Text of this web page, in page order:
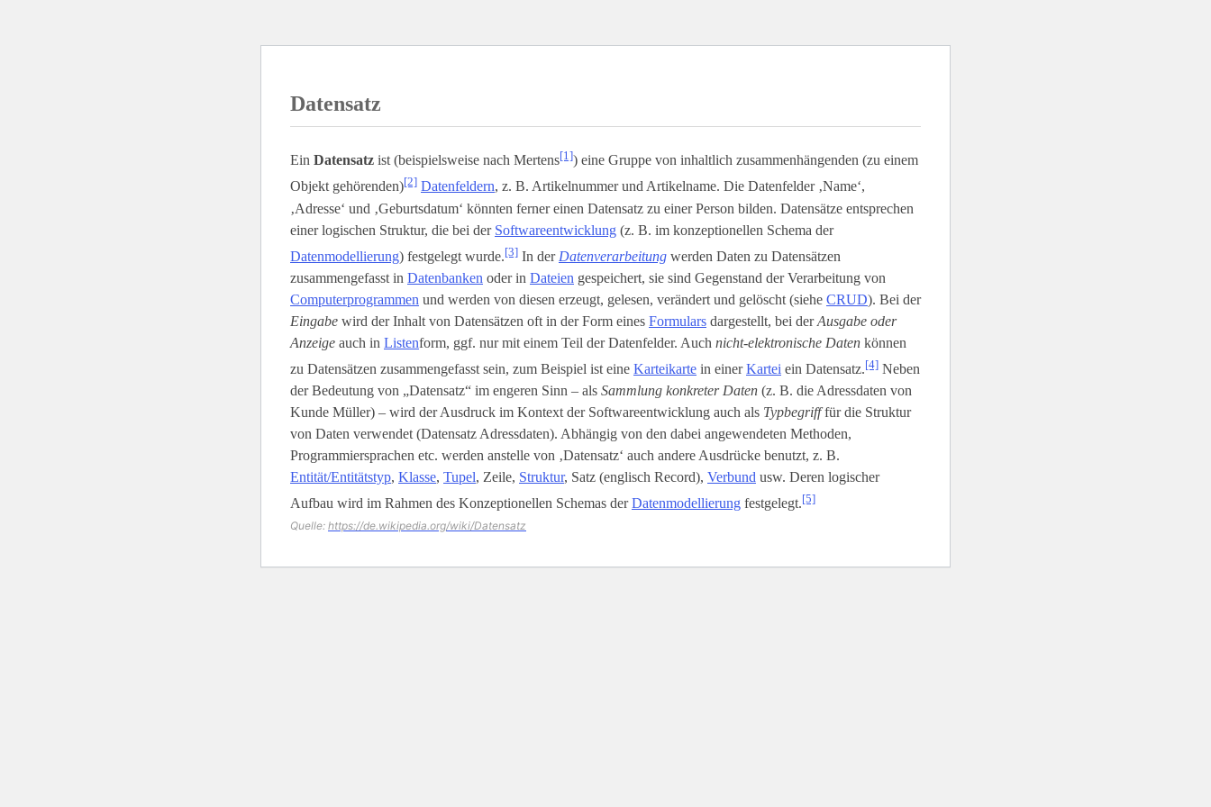
Datensatz
Ein Datensatz ist (beispielsweise nach Mertens[1]) eine Gruppe von inhaltlich zusammenhängenden (zu einem
Objekt gehörenden)[2] Datenfeldern, z. B. Artikelnummer und Artikelname. Die Datenfelder ‚Name‘,
‚Adresse‘ und ‚Geburtsdatum‘ könnten ferner einen Datensatz zu einer Person bilden. Datensätze entsprechen
einer logischen Struktur, die bei der Softwareentwicklung (z. B. im konzeptionellen Schema der
Datenmodellierung) festgelegt wurde.[3] In der Datenverarbeitung werden Daten zu Datensätzen
zusammengefasst in Datenbanken oder in Dateien gespeichert, sie sind Gegenstand der Verarbeitung von
Computerprogrammen und werden von diesen erzeugt, gelesen, verändert und gelöscht (siehe CRUD). Bei der
Eingabe wird der Inhalt von Datensätzen oft in der Form eines Formulars dargestellt, bei derAusgabe oder
Anzeige auch in Listen­form, ggf. nur mit einem Teil der Datenfelder. Auch nicht-elektronische Daten können
zu Datensätzen zusammengefasst sein, zum Beispiel ist eine Karteikarte in einerKartei ein Datensatz.[4] Neben
der Bedeutung von „Datensatz“ im engeren Sinn – als Sammlung konkreter Daten (z. B. die Adressdaten von
Kunde Müller) – wird der Ausdruck im Kontext der Softwareentwicklung auch als Typbegrifffür die Struktur
von Daten verwendet (Datensatz Adressdaten). Abhängig von den dabei angewendeten Methoden,
Programmiersprachen etc. werden anstelle von ‚Datensatz‘ auch andere Ausdrücke benutzt, z. B.
Entität/Entitätstyp, Klasse, Tupel, Zeile, Struktur, Satz (englisch Record), Verbund usw. Deren logischer
Aufbau wird im Rahmen des Konzeptionellen Schemas derDatenmodellierung festgelegt.[5]
Quelle: https://de.wikipedia.org/wiki/Datensatz